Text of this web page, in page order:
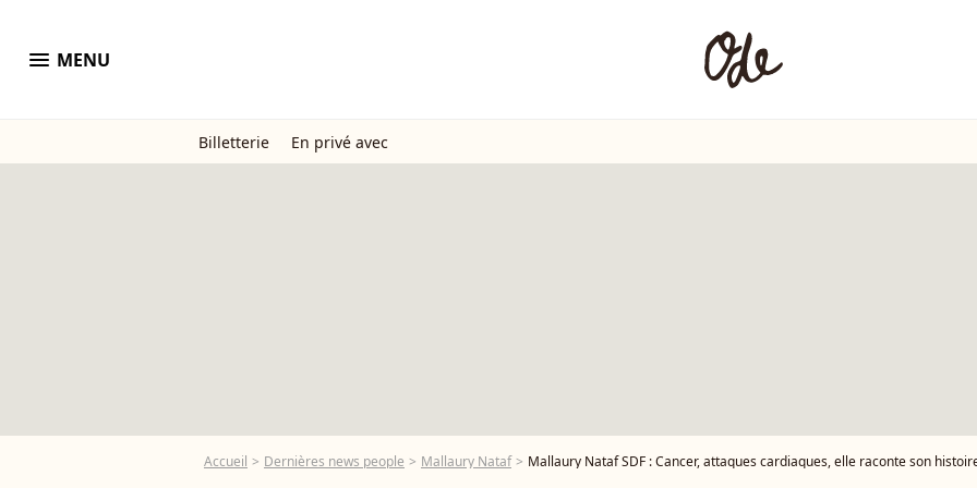
menu MENU
Billetterie En privé avec
Accueil Dernières news people Mallaury Nataf Mallaury Nataf SDF : Cancer, attaques cardiaques, elle raconte son